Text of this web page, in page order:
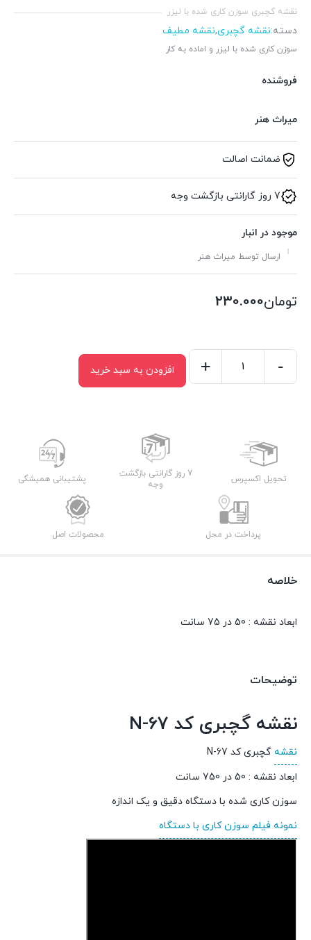
نقشه گچبری سوزن کاری شده با لیزر
دسته:نقشه گچبری,نقشه مطیف
سوزن کاری شده با لیزر و اماده به کار
فروشنده
میراث هنر
ضمانت اصالت
7 روز گارانتی بازگشت وجه
موجود در انبار
ارسال توسط میراث هنر
تومان230.000
-
+ افزودن به سبد خرید
تحویل اکسپرس
7 روز گارانتی بازگشت
وجه
پشتیبانی همیشگی
پرداخت در محل محصولات اصل
خلاصه
ابعاد نقشه : 50 در 75 سانت
توضیحات
نقشه گچبری کد N-67
نقشه گچبری کد N-67
ابعاد نقشه : 50 در 750 سانت
سوزن کاری شده با دستگاه دقیق و یک اندازه
نمونه فیلم سوزن کاری با دستگاه